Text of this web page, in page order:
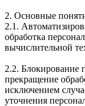
2. Основные
2.1.
обработка
вычислительной
2.2.
прекращение
исключением
уточнения